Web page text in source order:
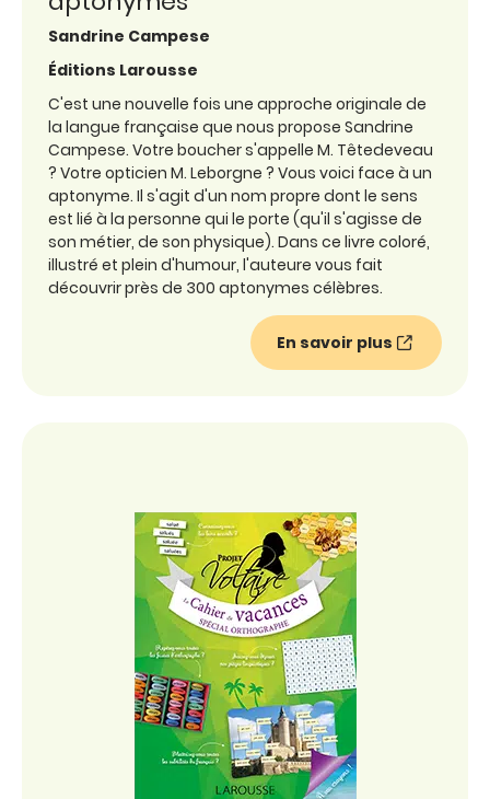
Sandrine Campese
Éditions Larousse
C'est une nouvelle fois une approche originale de
la langue française que nous propose Sandrine
Campese. Votre boucher s'appelle M. Têtedeveau
? Votre opticien M. Leborgne ? Vous voici face à un
aptonyme. Il s'agit d'un nom propre dont le sens
est lié à la personne qui le porte (qu'il s'agisse de
son métier, de son physique). Dans ce livre coloré,
illustré et plein d'humour, l'auteure vous fait
découvrir près de 300 aptonymes célèbres.
En savoir plus